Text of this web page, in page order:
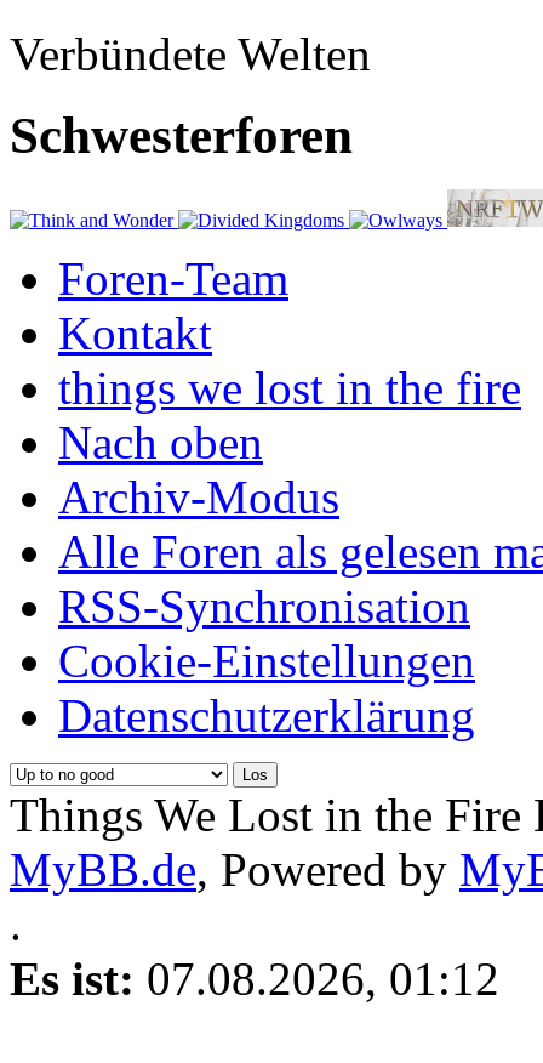
Verbündete Welten
Schwesterforen
Foren-Team
Kontakt
things we lost in the fire
Nach oben
Archiv-Modus
Alle Foren als gelesen
RSS-Synchronisation
Cookie-Einstellungen
Datenschutzerklärung
Things We Lost in the Fire
MyBB.de, Powered by
.
Es ist: 07.08.2026, 01:12